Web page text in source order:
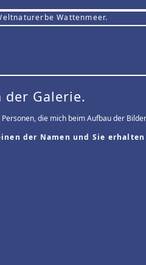
Wattenmeer.
Galerie.
die mich beim Aufbau der
der Namen und Sie